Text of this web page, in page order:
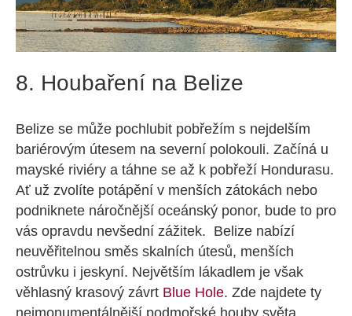
8. Houbaření na Belize
Belize se může pochlubit pobřežím s nejdelším
bariérovým útesem na severní polokouli. Začíná u
mayské riviéry a táhne se až k pobřeží Hondurasu.
Ať už zvolíte potápění v menších zátokách nebo
podniknete náročnější oceánský ponor, bude to pro
vás opravdu nevšední zážitek. Belize nabízí
neuvěřitelnou směs skalních útesů, menších
ostrůvku i jeskyní. Největším lákadlem je však
věhlasný krasový závrt Blue Hole. Zde najdete ty